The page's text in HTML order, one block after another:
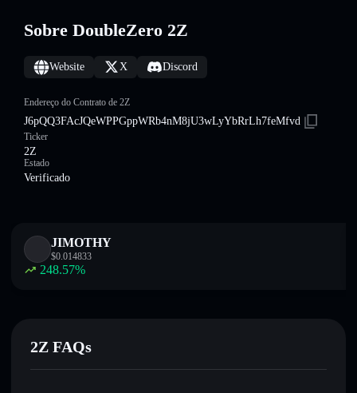
Sobre DoubleZero 2Z
Website X Discord
Endereço do Contrato de 2Z
J6pQQ3FAcJQeWPPGppWRb4nM8jU3wLyYbRrLh7feMfvd
Ticker
2Z
Estado
Verificado
JIMOTHY
$0.014833
248.57%
2Z FAQs